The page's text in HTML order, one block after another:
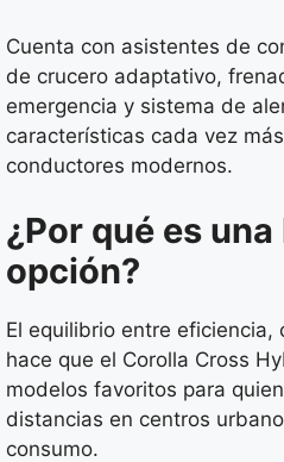
Cuenta con asistentes de
de crucero adaptativo,
emergencia y sistema de
características cada vez
conductores modernos.
¿Por qué es una
opción?
El equilibrio entre
hace que el Corolla Cross
modelos favoritos para
distancias en centros
consumo.